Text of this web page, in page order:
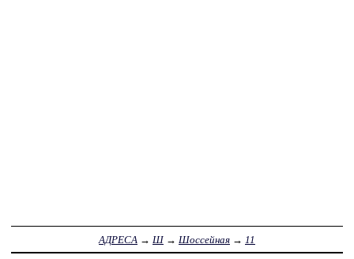
АДРЕСА → Ш → Шоссейная → 11